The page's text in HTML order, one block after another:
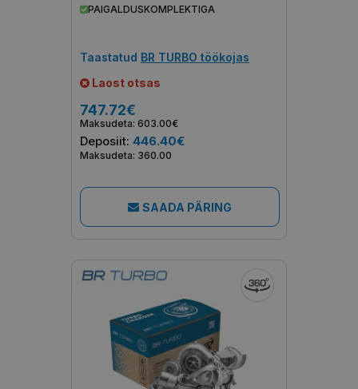
PAIGALDUSKOMPLEKTIGA
Taastatud BR TURBO töökojas
Laost otsas
747.72€
Maksudeta: 603.00€
Deposiit: 446.40€
Maksudeta: 360.00
SAADA PÄRING